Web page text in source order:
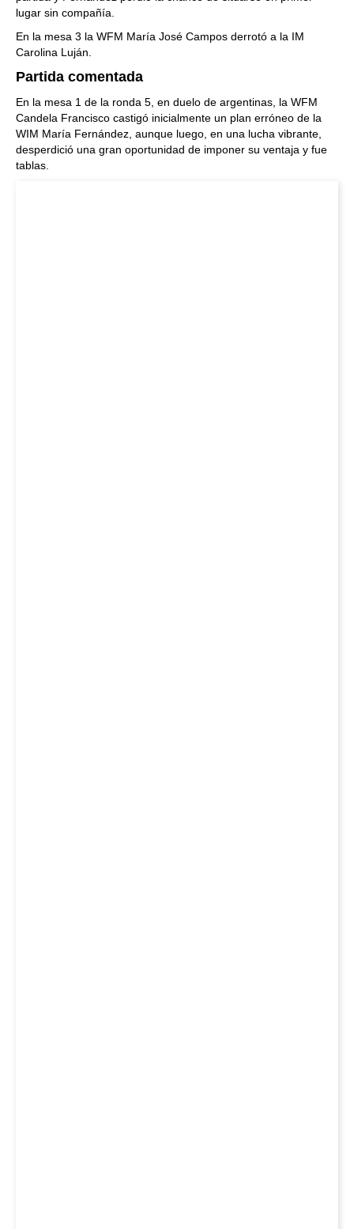
lugar sin compañía.
En la mesa 3 la WFM María José Campos derrotó a la IM
Carolina Luján.
Partida comentada
En la mesa 1 de la ronda 5, en duelo de argentinas, la WFM
Candela Francisco castigó inicialmente un plan erróneo de la
WIM María Fernández, aunque luego, en una lucha vibrante,
desperdició una gran oportunidad de imponer su ventaja y fue
tablas.